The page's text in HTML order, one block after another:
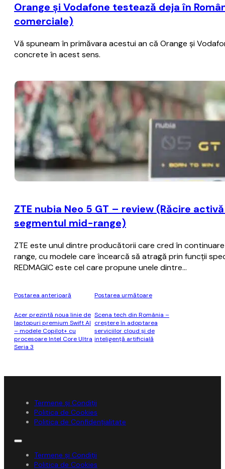
Orange şi Vodafone testează deja în
comerciale)
Vă spuneam în primăvara acestui an că Orange şi
concrete în acest sens.
ZTE nubia Neo 5 GT – review (Răcire
segmentul mid-range)
ZTE este unul dintre producătorii care cred în
range, cu modele care încearcă să atragă prin funcții
REDMAGIC este cel care propune unele dintre…
Postarea anterioară
Acer prezintă noua linie de
laptopuri premium Swift AI
– modele Copilot+ cu
procesoare Intel Core Ultra
Seria 3
Postarea următoare
Scena tech din România –
creștere în adoptarea
serviciilor cloud și de
inteligență artificială
Termene și Condiții
Politica de Cookies
Politica de Confidențialitate
Termene și Condiții
Politica de Cookies